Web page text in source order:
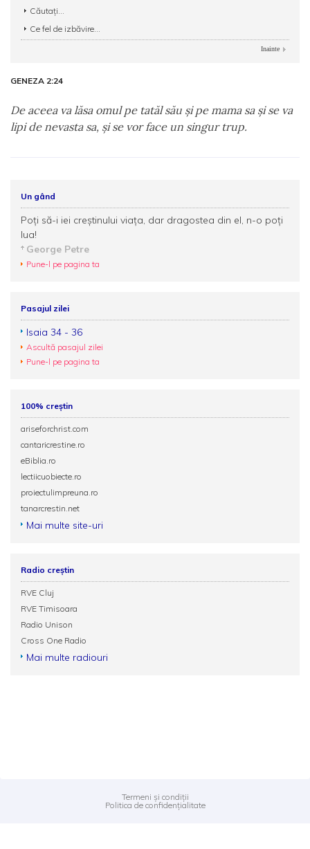
Căutați...
Ce fel de izbăvire...
Inainte
GENEZA 2:24
De aceea va lăsa omul pe tatăl său şi pe mama sa şi se va
lipi de nevasta sa, şi se vor face un singur trup.
Un gând
Poţi să-i iei creştinului viaţa, dar dragostea din el, n-o poţi
lua!
George Petre
Pune-l pe pagina ta
Pasajul zilei
Isaia 34 - 36
Ascultă pasajul zilei
Pune-l pe pagina ta
100% creștin
ariseforchrist.com
cantaricrestine.ro
eBiblia.ro
lectiicuobiecte.ro
proiectulimpreuna.ro
tanarcrestin.net
Mai multe site-uri
Radio creștin
RVE Cluj
RVE Timisoara
Radio Unison
Cross One Radio
Mai multe radiouri
Termeni și condiții
Politica de confidențialitate